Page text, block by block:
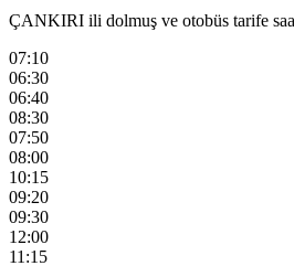
ÇANKIRI ili dolmuş ve otobüs tarife
07:10
06:30
06:40
08:30
07:50
08:00
10:15
09:20
09:30
12:00
11:15